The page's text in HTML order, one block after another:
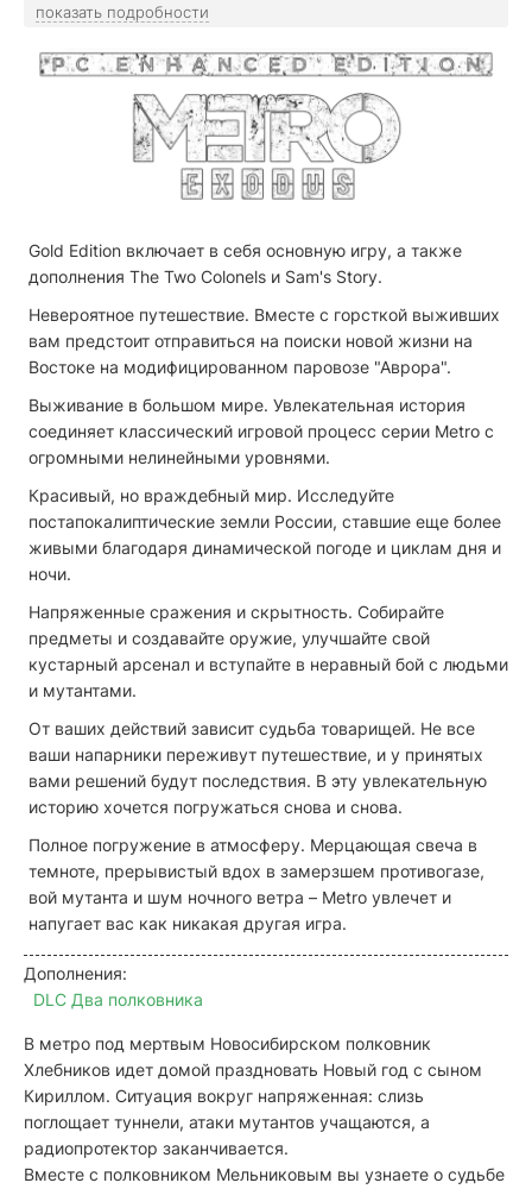
показать подробности
Gold Edition включает в себя основную игру, а также
дополнения The Two Colonels и Sam's Story.
Невероятное путешествие. Вместе с горсткой выживших
вам предстоит отправиться на поиски новой жизни на
Востоке на модифицированном паровозе "Аврора".
Выживание в большом мире. Увлекательная история
соединяет классический игровой процесс серии Metro с
огромными нелинейными уровнями.
Красивый, но враждебный мир. Исследуйте
постапокалиптические земли России, ставшие еще более
живыми благодаря динамической погоде и циклам дня и
ночи.
Напряженные сражения и скрытность. Собирайте
предметы и создавайте оружие, улучшайте свой
кустарный арсенал и вступайте в неравный бой с людьми
и мутантами.
От ваших действий зависит судьба товарищей. Не все
ваши напарники переживут путешествие, и у принятых
вами решений будут последствия. В эту увлекательную
историю хочется погружаться снова и снова.
Полное погружение в атмосферу. Мерцающая свеча в
темноте, прерывистый вдох в замерзшем противогазе,
вой мутанта и шум ночного ветра – Metro увлечет и
напугает вас как никакая другая игра.
Дополнения:
DLC Два полковника
В метро под мертвым Новосибирском полковник
Хлебников идет домой праздновать Новый год с сыном
Кириллом. Ситуация вокруг напряженная: слизь
поглощает туннели, атаки мутантов учащаются, а
радиопротектор заканчивается.
Вместе с полковником Мельниковым вы узнаете о судьбе